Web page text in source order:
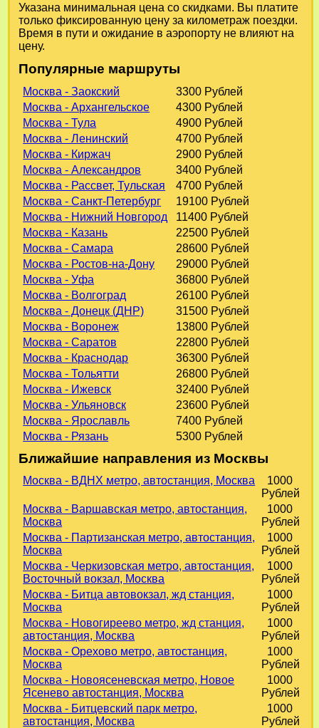
Указана минимальная цена со скидками. Вы платите
только фиксированную цену за километраж поездки.
Время в пути и ожидание в аэропорту не влияют на
цену.
Популярные маршруты
Москва - Заокский
3300 Рублей
Москва - Архангельское
4300 Рублей
Москва - Тула
4900 Рублей
Москва - Ленинский
4700 Рублей
Москва - Киржач
2900 Рублей
Москва - Александров
3400 Рублей
Москва - Рассвет, Тульская
4700 Рублей
Москва - Санкт-Петербург
19100 Рублей
Москва - Нижний Новгород
11400 Рублей
Москва - Казань
22500 Рублей
Москва - Самара
28600 Рублей
Москва - Ростов-на-Дону
29000 Рублей
Москва - Уфа
36800 Рублей
Москва - Волгоград
26100 Рублей
Москва - Донецк (ДНР)
31500 Рублей
Москва - Воронеж
13800 Рублей
Москва - Саратов
22800 Рублей
Москва - Краснодар
36300 Рублей
Москва - Тольятти
26800 Рублей
Москва - Ижевск
32400 Рублей
Москва - Ульяновск
23600 Рублей
Москва - Ярославль
7400 Рублей
Москва - Рязань
5300 Рублей
Ближайшие направления из Москвы
Москва - ВДНХ метро, автостанция, Москва
1000
Рублей
Москва - Варшавская метро, автостанция,
Москва
1000
Рублей
Москва - Партизанская метро, автостанция,
Москва
1000
Рублей
Москва - Черкизовская метро, автостанция,
Восточный вокзал, Москва
1000
Рублей
Москва - Битца автовокзал, жд станция,
Москва
1000
Рублей
Москва - Новогиреево метро, жд станция,
автостанция, Москва
1000
Рублей
Москва - Орехово метро, автостанция,
Москва
1000
Рублей
Москва - Новоясеневская метро, Новое
Ясенево автостанция, Москва
1000
Рублей
Москва - Битцевский парк метро,
автостанция, Москва
1000
Рублей